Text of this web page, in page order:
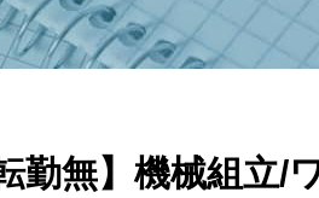
勤無】機械組立/